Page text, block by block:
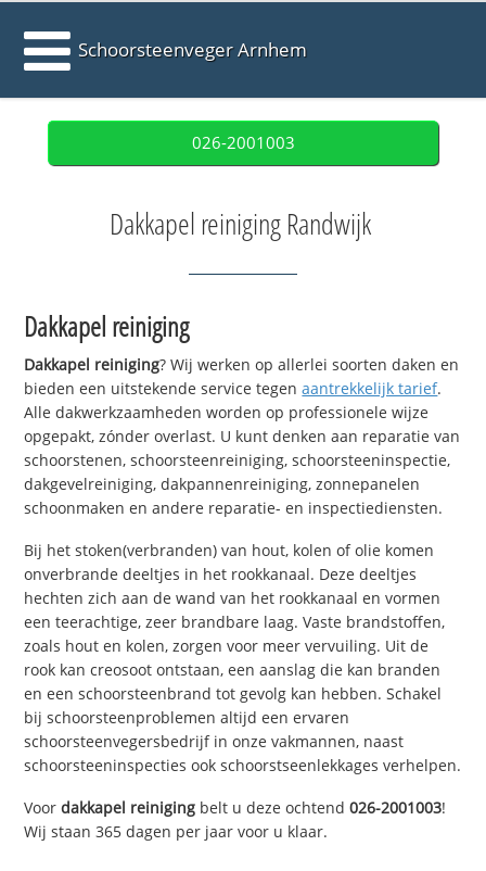
Schoorsteenveger Arnhem
026-2001003
Dakkapel reiniging Randwijk
Dakkapel reiniging
Dakkapel reiniging? Wij werken op allerlei soorten daken en
bieden een uitstekende service tegenaantrekkelijk tarief.
Alle dakwerkzaamheden worden op professionele wijze
opgepakt, zónder overlast. U kunt denken aan reparatie van
schoorstenen, schoorsteenreiniging, schoorsteeninspectie,
dakgevelreiniging, dakpannenreiniging, zonnepanelen
schoonmaken en andere reparatie- en inspectiediensten.
Bij het stoken(verbranden) van hout, kolen of olie komen
onverbrande deeltjes in het rookkanaal. Deze deeltjes
hechten zich aan de wand van het rookkanaal en vormen
een teerachtige, zeer brandbare laag. Vaste brandstoffen,
zoals hout en kolen, zorgen voor meer vervuiling. Uit de
rook kan creosoot ontstaan, een aanslag die kan branden
en een schoorsteenbrand tot gevolg kan hebben. Schakel
bij schoorsteenproblemen altijd een ervaren
schoorsteenvegersbedrijf in onze vakmannen, naast
schoorsteeninspecties ook schoorstseenlekkages verhelpen.
Voordakkapel reiniging belt u deze ochtend026-2001003!
Wij staan 365 dagen per jaar voor u klaar.